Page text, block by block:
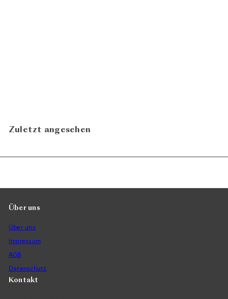
Zuletzt angesehen
Über uns
Über uns
Impressum
AGB
Datenschutz
Kontakt